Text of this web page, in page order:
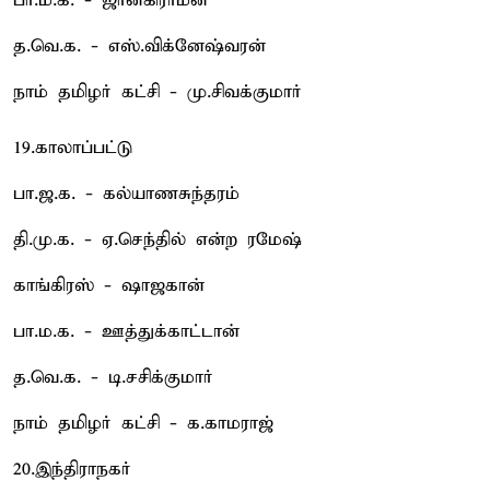
த.வெ.க. - எஸ்.விக்னேஷ்வரன்
நாம் தமிழர் கட்சி - மு.சிவக்குமார்
19.காலாப்பட்டு
பா.ஜ.க. - கல்யாணசுந்தரம்
தி.மு.க. - ஏ.செந்தில் என்ற ரமேஷ்
காங்கிரஸ் - ஷாஜகான்
பா.ம.க. - ஊத்துக்காட்டான்
த.வெ.க. - டி.சசிக்குமார்
நாம் தமிழர் கட்சி - க.காமராஜ்
20.இந்திராநகர்